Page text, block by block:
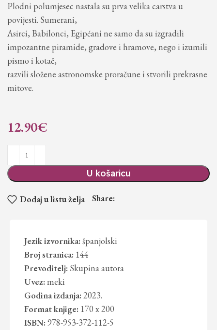
Plodni polumjesec nastala su prva velika carstva u
povijesti. Sumerani,
Asirci, Babilonci, Egipćani ne samo da su izgradili
impozantne piramide, gradove i hramove, nego i izumili
pismo i kotač,
razvili složene astronomske proračune i stvorili prekrasne
mitove.
12.90€
U košaricu
Dodaj u listu želja Share:
Jezik izvornika: španjolski
Broj stranica: 144
Prevoditelj: Skupina autora
Uvez: meki
Godina izdanja: 2023.
Format knjige: 170 x 200
ISBN: 978-953-372-112-5